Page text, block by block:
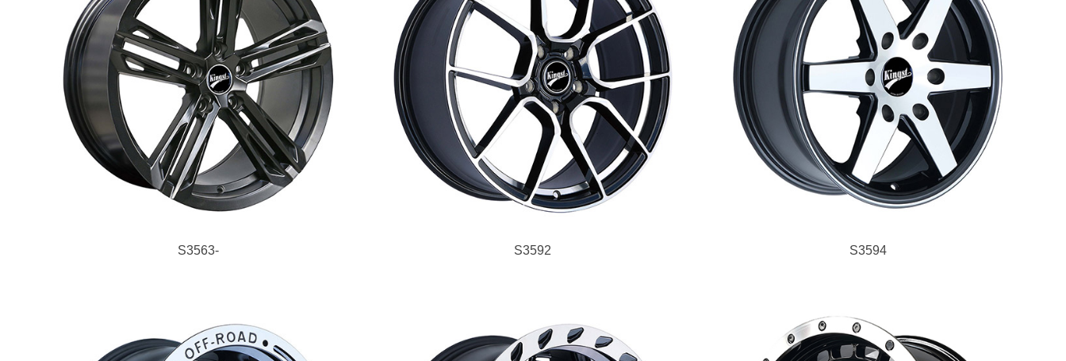
S3563- S3592 S3594